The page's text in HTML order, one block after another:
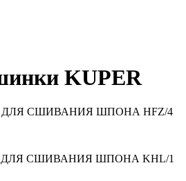
KUPER
СШИВАНИЯ ШПОНА HFZ/4
СШИВАНИЯ ШПОНА KHL/1